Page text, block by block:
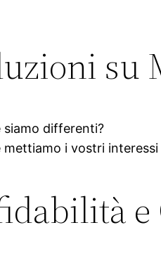
su
siamo differenti?
mettiamo i vostri
e